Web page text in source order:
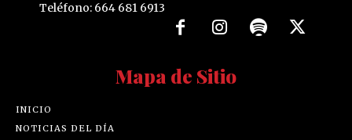
Teléfono: 664 681 6913
Mapa de Sitio
INICIO
NOTICIAS DEL DÍA